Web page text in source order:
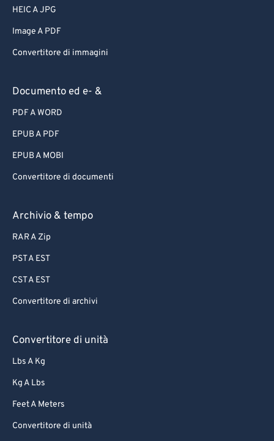
HEIC A JPG
Image A PDF
Convertitore di immagini
Documento ed e- &
PDF A WORD
EPUB A PDF
EPUB A MOBI
Convertitore di documenti
Archivio & tempo
RAR A Zip
PST A EST
CST A EST
Convertitore di archivi
Convertitore di unità
Lbs A Kg
Kg A Lbs
Feet A Meters
Convertitore di unità